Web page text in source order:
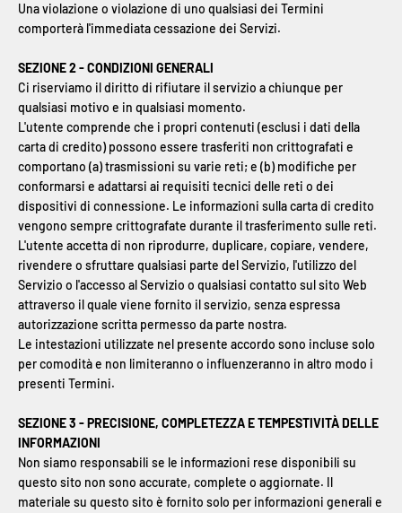
Una violazione o violazione di uno qualsiasi dei Termini
comporterà l'immediata cessazione dei Servizi.
SEZIONE 2 - CONDIZIONI GENERALI
Ci riserviamo il diritto di rifiutare il servizio a chiunque per
qualsiasi motivo e in qualsiasi momento.
L'utente comprende che i propri contenuti (esclusi i dati della
carta di credito) possono essere trasferiti non crittografati e
comportano (a) trasmissioni su varie reti; e (b) modifiche per
conformarsi e adattarsi ai requisiti tecnici delle reti o dei
dispositivi di connessione. Le informazioni sulla carta di credito
vengono sempre crittografate durante il trasferimento sulle reti.
L'utente accetta di non riprodurre, duplicare, copiare, vendere,
rivendere o sfruttare qualsiasi parte del Servizio, l'utilizzo del
Servizio o l'accesso al Servizio o qualsiasi contatto sul sito Web
attraverso il quale viene fornito il servizio, senza espressa
autorizzazione scritta permesso da parte nostra.
Le intestazioni utilizzate nel presente accordo sono incluse solo
per comodità e non limiteranno o influenzeranno in altro modo i
presenti Termini.
SEZIONE 3 - PRECISIONE, COMPLETEZZA E TEMPESTIVITÀ DELLE
INFORMAZIONI
Non siamo responsabili se le informazioni rese disponibili su
questo sito non sono accurate, complete o aggiornate. Il
materiale su questo sito è fornito solo per informazioni generali e